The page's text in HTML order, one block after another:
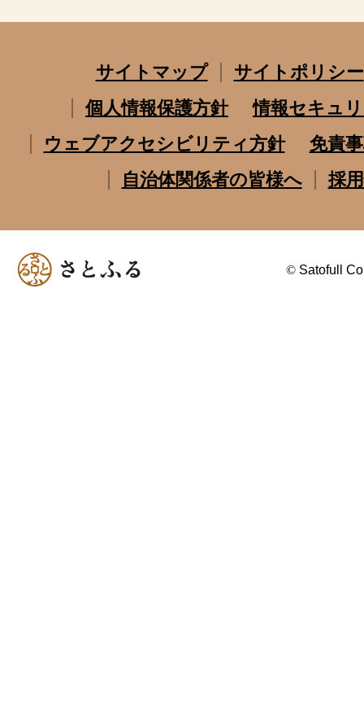
サイトマップ
サイトポリシー
個人情報保護方針
情報セキュ
ウェブアクセシビリティ方針
免責
自治体関係者の皆様へ
採
© Satofull